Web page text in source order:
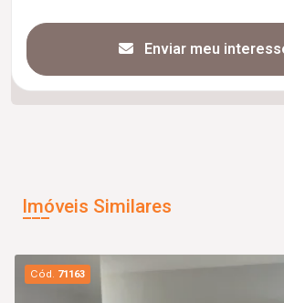
Enviar meu
Imóveis Similares
Cód. 71163